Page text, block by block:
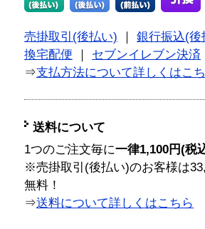
売掛取引(後払い)
銀行振込(後
換宅配便
セブンイレブン決済
⇒支払方法について詳しくはこ
送料について
1つのご注文毎に一律1,100円(税
※売掛取引(後払い)のお客様は
無料！
⇒送料について詳しくはこちら